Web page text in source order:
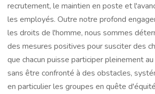
recrutement, le maintien en poste et
les employés. Outre notre profond
les droits de l'homme, nous sommes
des mesures positives pour susciter des
que chacun puisse participer pleinement
sans être confronté à des obstacles,
en particulier les groupes en quête